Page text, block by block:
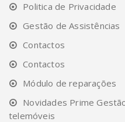
Politica de Privacidade
Gestão de Assistências
Contactos
Contactos
Módulo de reparações
Novidades Prime
telemóveis